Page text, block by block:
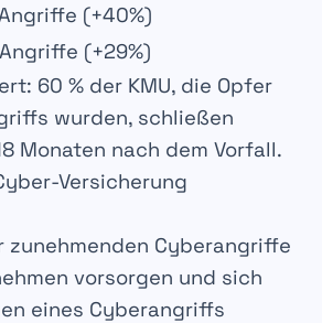
(+40%)
(+29%)
: 60 % der KMU, die Opfer
wurden, schließen
Monaten nach dem Vorfall.
Versicherung
Cyberangriffe
vorsorgen und sich
eines Cyberangriffs